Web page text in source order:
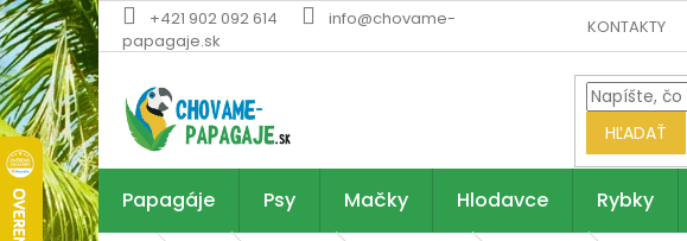
Prejsť
na
obsah
+421 902 092 614
info@chovame-
papagaje.sk
KONTAKTY
HĽADAŤ
Papagáje Psy Mačky Hlodavce Rybky